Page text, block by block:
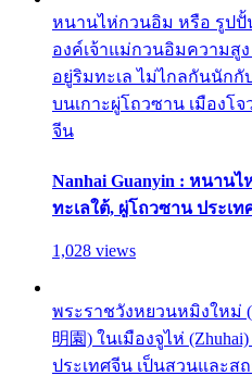
หนานไห่กวนอิม หรือ รูปปั้
องค์เจ้าแม่กวนอิมความสู
อยู่ริมทะเล ไม่ไกลกันนักกั
บนเกาะผู่โถวซาน เมืองโ
จีน
Nanhai Guanyin : หนาน
ทะเลใต้, ผู่โถวซาน ประเท
1,028 views
พระราชวังหยวนหมิงใหม่
明園) ในเมืองจูไห่
ประเทศจีน เป็นสวนและส